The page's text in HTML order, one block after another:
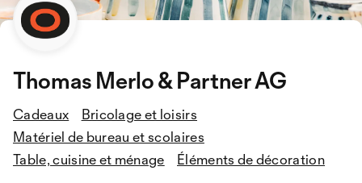
Thomas Merlo & Partner AG
Cadeaux
Bricolage et loisirs
Matériel de bureau et scolaires
Table, cuisine et ménage
Éléments de décoration